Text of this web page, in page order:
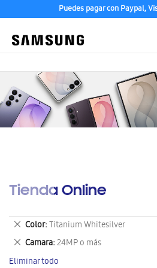
Puedes pagar con Paypal,
Tienda Online
Color Titanium Whitesilver
Eliminar
este
artículo
Camara 24MP o más
Eliminar
este
Eliminar todo